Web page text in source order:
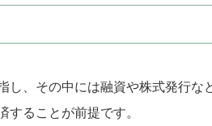
、その中には融資や株式発行な
ることが前提です。